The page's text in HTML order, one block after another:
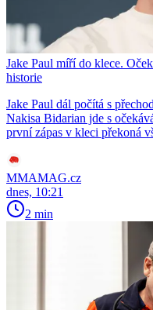
Jake Paul míří do klece.
historie
Jake Paul dál počítá s
Nakisa Bidarian jde s
první zápas v kleci překoná
MMAMAG.cz
dnes, 10:21
2 min